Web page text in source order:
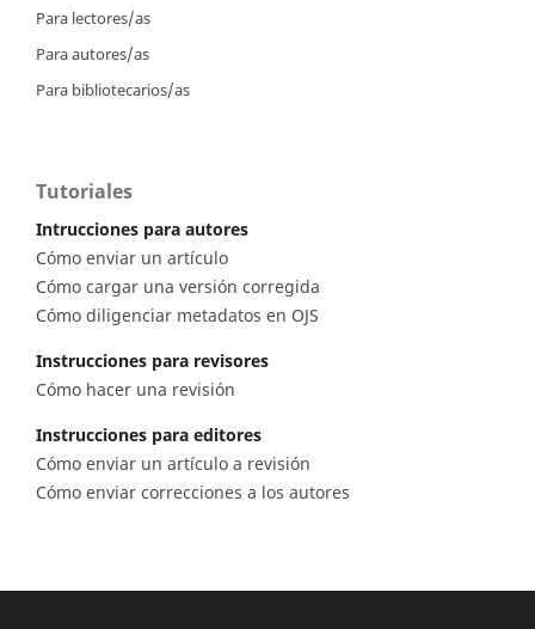
Para lectores/as
Para autores/as
Para bibliotecarios/as
Tutoriales
Intrucciones para autores
Cómo enviar un artículo
Cómo cargar una versión corregida
Cómo diligenciar metadatos en OJS
Instrucciones para revisores
Cómo hacer una revisión
Instrucciones para editores
Cómo enviar un artículo a revisión
Cómo enviar correcciones a los autores